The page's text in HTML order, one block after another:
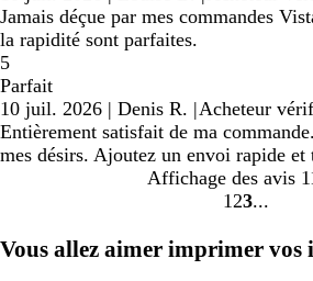
Jamais déçue par mes commandes
la rapidité sont parfaites.
5
Parfait
10 juil. 2026 | Denis R. |Acheteur
Entièrement satisfait de ma
mes désirs. Ajoutez un envoi rapide
Affichage des avis
Accéder
la
1 Accéder
la
2 Accéder
la
3
Vous allez aimer imprimer vos